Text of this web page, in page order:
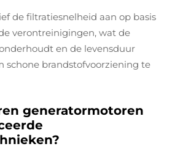
de filtratiesnelheid aan op basis
verontreinigingen, wat de
en de levensduur
schone brandstofvoorziening te
generatormotoren